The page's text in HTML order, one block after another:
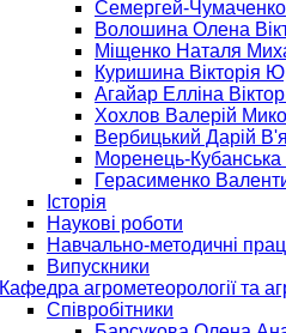
Семергей-
Волошина Олена
Міщенко Наталя
Куришина Вікторія
Агайар Елліна
Хохлов Валерій
Вербицький Дарій
Моренець-
Герасименко
Історія
Наукові роботи
Навчально-методичні
Випускники
Кафедра агрометеорології та
Співробітники